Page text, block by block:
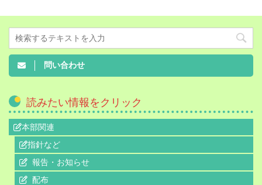
問い合わせ
読みたい情報をクリック
本部関連
指針など
報告・お知らせ
配布